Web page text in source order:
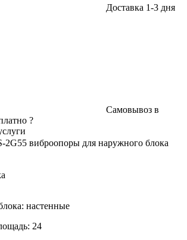
Доставка 1-3 дня
Самовывоз в
?
2G55 виброопоры для наружного блока
настенные
24